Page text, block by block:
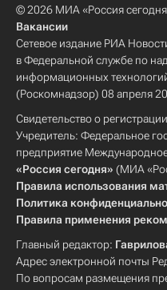
© 2026 МИА «Россия
Вакансии
Сетевое издание РИА
в Федеральной службе по
информационных
(Роскомнадзор) 08 апреля
Свидетельство о
Учредитель: Федеральное
предприятие
«Россия сегодня» (МИА
Правила использования
Политика
Правила применения
Главный редактор:
Адрес электронной почты
По вопросам размещения